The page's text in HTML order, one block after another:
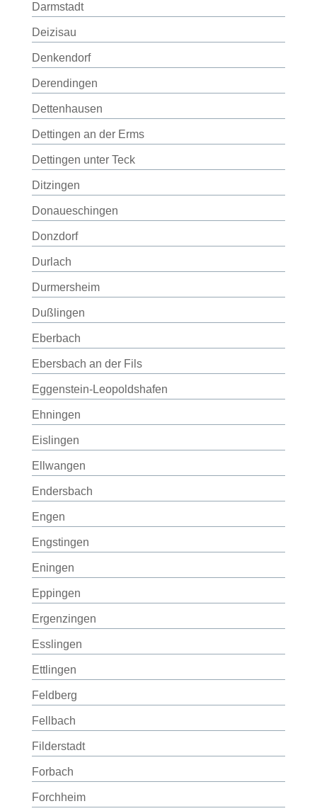
Darmstadt
Deizisau
Denkendorf
Derendingen
Dettenhausen
Dettingen an der Erms
Dettingen unter Teck
Ditzingen
Donaueschingen
Donzdorf
Durlach
Durmersheim
Dußlingen
Eberbach
Ebersbach an der Fils
Eggenstein-Leopoldshafen
Ehningen
Eislingen
Ellwangen
Endersbach
Engen
Engstingen
Eningen
Eppingen
Ergenzingen
Esslingen
Ettlingen
Feldberg
Fellbach
Filderstadt
Forbach
Forchheim